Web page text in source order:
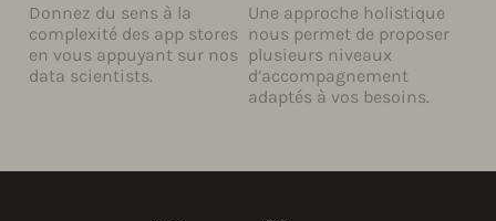
Donnez du sens à la
complexité des app stores
en vous appuyant sur nos
data scientists.
Une approche holistique
nous permet de proposer
plusieurs niveaux
d’accompagnement
adaptés à vos besoins.